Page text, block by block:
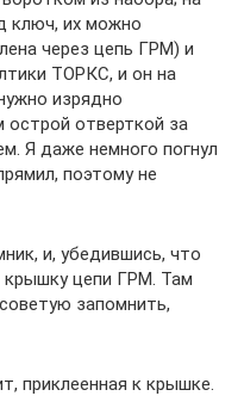
ключ, их можно
через цепь ГРМ) и
ТОРКС, и он на
изрядно
отверткой за
Я даже немного погнул
поэтому не
и, убедившись, что
крышку цепи ГРМ. Там
запомнить,
приклеенная к крышке.